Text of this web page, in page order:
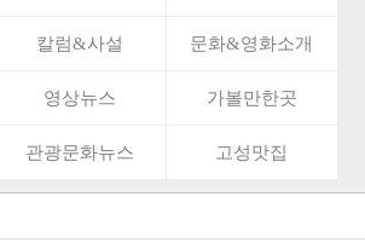
칼럼&사설 문화&영화소개
영상뉴스 가볼만한곳
관광문화뉴스 고성맛집